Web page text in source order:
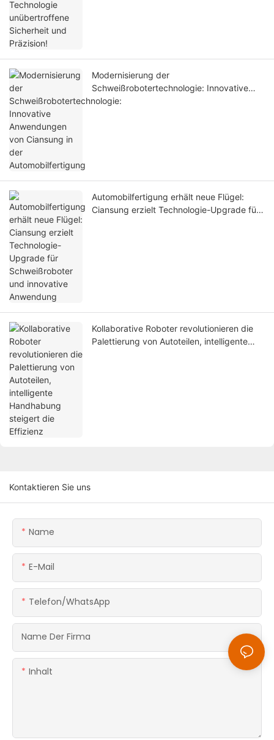
Modernisierung der
Schweißrobotertechnologie: Innovative
Anwendungen von Ciansung in der
Automobilfertigung erhält neue Flügel:
Ciansung erzielt Technologie-Upgrade für
Kollaborative Roboter revolutionieren die
Palettierung von Autoteilen, intelligente
Kontaktieren Sie uns
Name
E-Mail
Telefon/WhatsApp
Name Der Firma
Inhalt